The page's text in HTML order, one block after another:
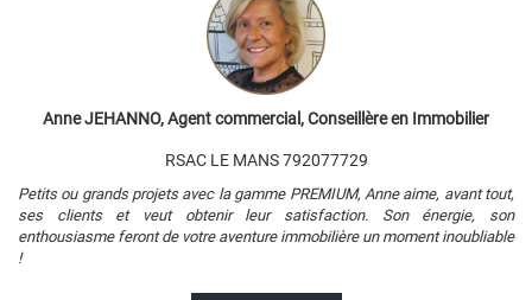
Anne JEHANNO, Agent commercial, Conseillère en Immobilier
RSAC LE MANS 792077729
Petits ou grands projets avec la gamme PREMIUM, Anne aime, avant tout,
ses clients et veut obtenir leur satisfaction. Son énergie, son
enthousiasme feront de votre aventure immobilière un moment inoubliable
!